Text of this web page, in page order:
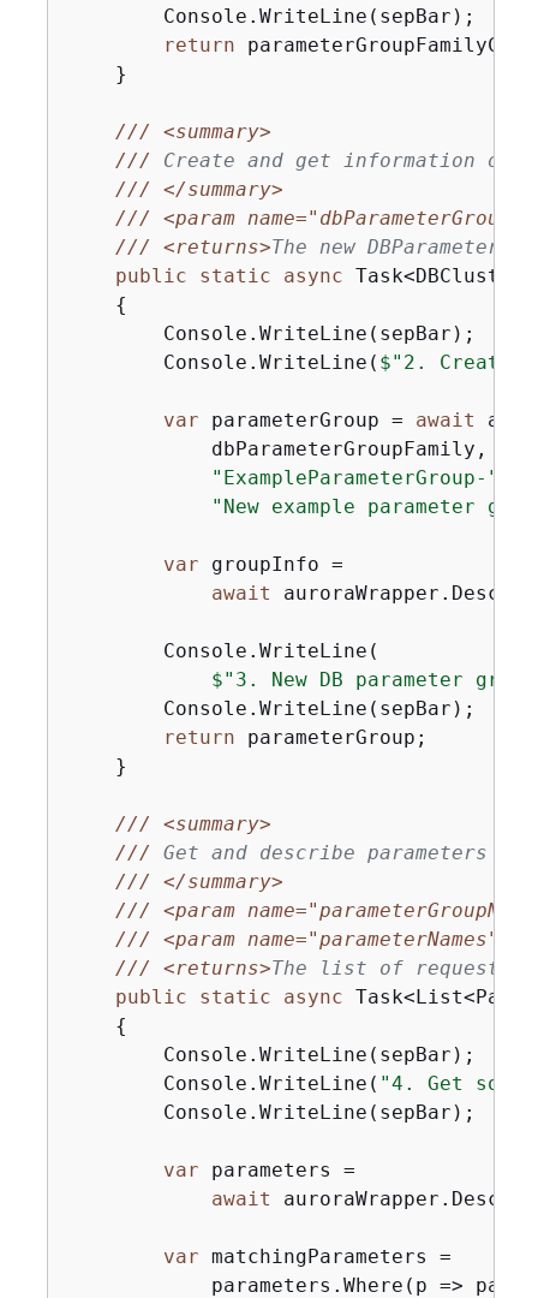
        Console.WriteLine(sepBar);
return
    }
///
<summary>
/// Create and get information on a
///
</summary>
///
<param
///
<returns>The new
public
static async
{
        Console.WriteLine(sepBar);
        Console.WriteLine(
$"2. Create
var parameterGroup = await
            dbParameterGroupFamily,
"ExampleParameterGroup-"
"New example parameter
var groupInfo =
await
        Console.WriteLine(
$"3. New DB parameter
        Console.WriteLine(sepBar);
return parameterGroup;
    }
///
<summary>
/// Get and describe parameters
///
</summary>
///
<param
///
<param name="parameterNames">
///
<returns>The list of requested
public
static async
{
        Console.WriteLine(sepBar);
        Console.WriteLine(
"4. Get
        Console.WriteLine(sepBar);
var parameters =
await
var matchingParameters =
parameters.Where(p =>